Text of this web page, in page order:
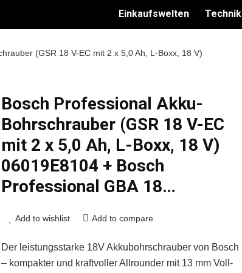
Einkaufswelten Technik
(GSR 18 V-EC mit 2 x 5,0 Ah, L-Boxx, 18 V)
Bosch Professional Akku-
Bohrschrauber (GSR 18 V-EC
mit 2 x 5,0 Ah, L-Boxx, 18 V)
06019E8104 + Bosch
Professional GBA 18…
Add to wishlist Add to compare
Der leistungsstarke 18V Akkubohrschrauber von Bosch
– kompakter und kraftvoller Allrounder mit 13 mm Voll-